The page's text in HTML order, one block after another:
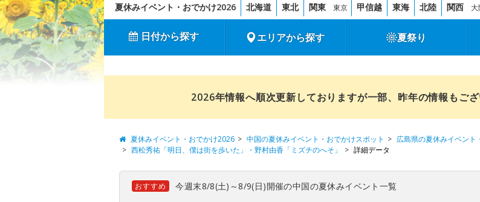
夏休みイベント・おでかけ2026 北海道 東北 関東 東京 甲信越 東海 北陸 関西 大
日付から探す エリアから探す 夏祭り
2026年情報へ順次更新しておりますが一部、昨年の情報もご
夏休みイベント・おでかけ2026 中国の夏休みイベント・おでかけスポット 広島県の夏休みイベント
西松秀祐「明日、僕は街を歩いた」・野村由香「ミズチのへそ」
詳細データ
おすすめ 今週末8/8(土)～8/9(日)開催の中国の夏休みイベント一覧